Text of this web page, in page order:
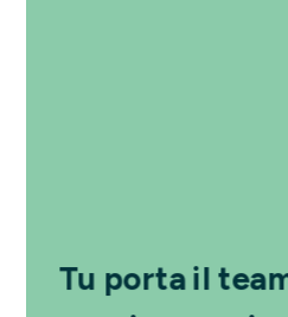
Tu porta il